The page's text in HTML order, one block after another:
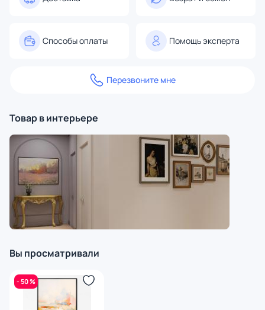
Способы оплаты Помощь эксперта
Перезвоните мне
Товар в интерьере
Вы просматривали
- 50 %